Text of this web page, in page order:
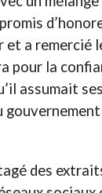
et a remercié
pour la
assumait
des